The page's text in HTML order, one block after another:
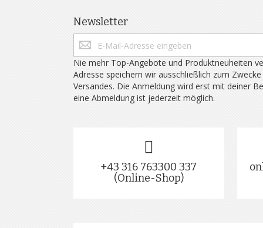
Newsletter
Nie mehr Top-Angebote und Produktneuheiten
Adresse speichern wir ausschließlich zum
Versandes. Die Anmeldung wird erst mit deiner
eine Abmeldung ist jederzeit möglich.
+43 316 763300 337
(Online-Shop)